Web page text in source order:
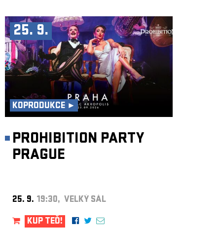
25. 9.
KOPRODUKCE ►
PROHIBITION PARTY
PRAGUE
25. 9. 19:30, VELKÝ SÁL
KUP TEĎ!